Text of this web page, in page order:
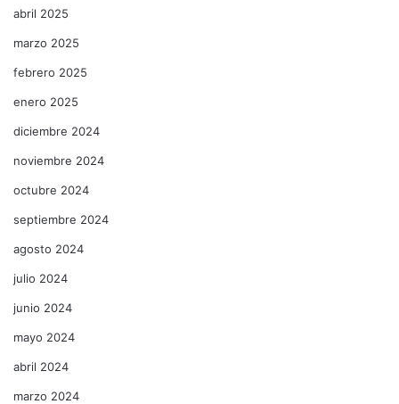
abril 2025
marzo 2025
febrero 2025
enero 2025
diciembre 2024
noviembre 2024
octubre 2024
septiembre 2024
agosto 2024
julio 2024
junio 2024
mayo 2024
abril 2024
marzo 2024